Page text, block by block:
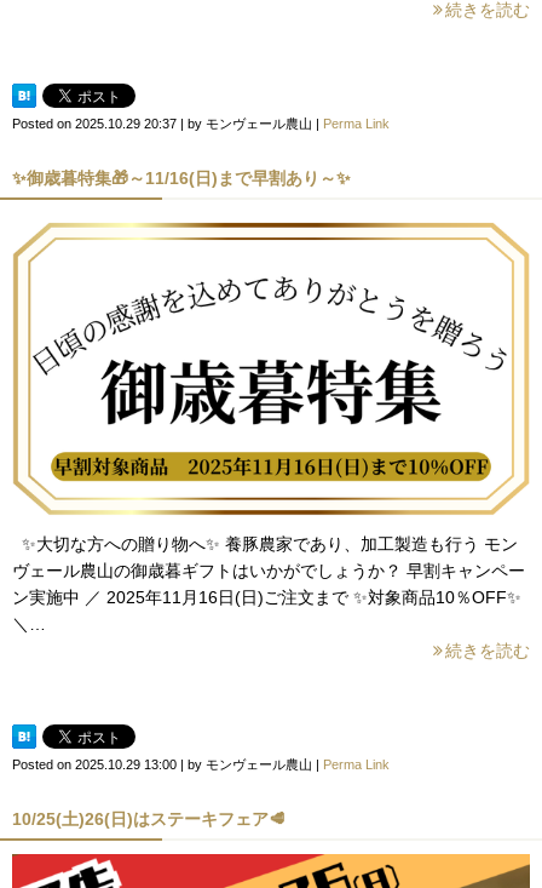
続きを読む
Posted on 2025.10.29 20:37 | by モンヴェール農山 | Perma Link
✨御歳暮特集🎁～11/16(日)まで早割あり～✨
✨大切な方への贈り物へ✨ 養豚農家であり、加工製造も行う モン
ヴェール農山の御歳暮ギフトはいかがでしょうか？ 早割キャンペー
ン実施中 ／ 2025年11月16日(日)ご注文まで ✨対象商品10％OFF✨
＼…
続きを読む
Posted on 2025.10.29 13:00 | by モンヴェール農山 | Perma Link
10/25(土)26(日)はステーキフェア🥩